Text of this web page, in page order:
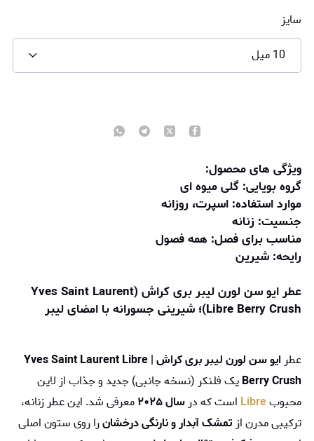
سایز
10 میل
ویژگی های محصول:
گروه بویایی: گلی میوه ای
موارد استفاده: اسپرت، روزانه
جنسیت: زنانه
مناسب برای فصل: همه فصول
رایحه: شیرین
عطر ایو سن لورن لیبر بری کراش (Yves Saint Laurent
Libre Berry Crush)؛ شیرینی جسورانه با امضای لیبر
عطر
ایو سن لورن لیبر بری کراش | Yves Saint Laurent Libre
Berry Crushیک فلنکر (نسخه جانبی) جدید و جذاب از لاین
محبوبLibre است که در سال ۲۰۲۵
معرفی شد. این عطر زنانه،
ترکیبی مدرن از تمشک آبدار و نارنگی درخشانرا روی ستون اصلی